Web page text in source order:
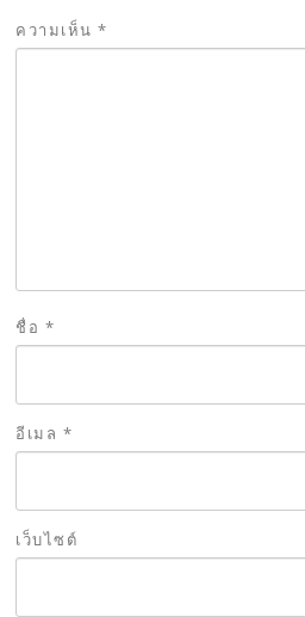
ความเห็น*
ชื่อ *
อีเมล *
เว็บไซต์